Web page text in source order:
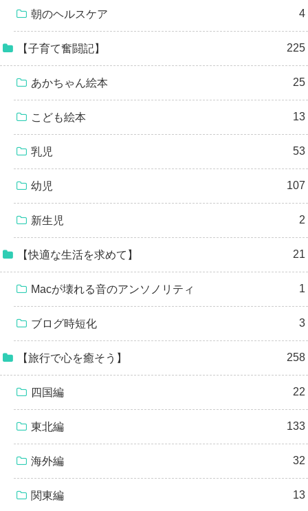
朝のヘルスケア 4
【子育て奮闘記】 225
あかちゃん絵本 25
こども絵本 13
乳児 53
幼児 107
新生児 2
【快適な生活を求めて】 21
Macが壊れる音のアンソノリティ 1
ブログ時短化 3
【旅行で心を癒そう】 258
四国編 22
東北編 133
海外編 32
関東編 13